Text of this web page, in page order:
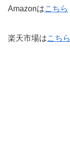
Amazonはこちら
楽天市場はこちら